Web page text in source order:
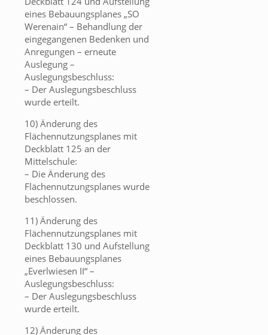
eines Bebauungsplanes „SO
Werenain“ – Behandlung der
eingegangenen Bedenken und
Anregungen – erneute
Auslegung –
Auslegungsbeschluss:
– Der Auslegungsbeschluss
wurde erteilt.
10) Änderung des
Flächennutzungsplanes mit
Deckblatt 125 an der
Mittelschule:
– Die Änderung des
Flächennutzungsplanes wurde
beschlossen.
11) Änderung des
Flächennutzungsplanes mit
Deckblatt 130 und Aufstellung
eines Bebauungsplanes
„Everlwiesen II“ –
Auslegungsbeschluss:
– Der Auslegungsbeschluss
wurde erteilt.
12) Änderung des